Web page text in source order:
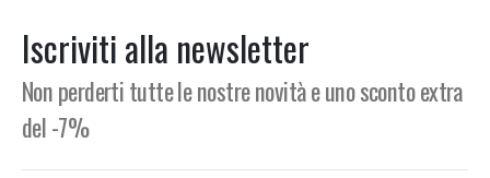
Iscriviti alla newsletter
Non perderti tutte le nostre novità e uno sconto extra
del -7%